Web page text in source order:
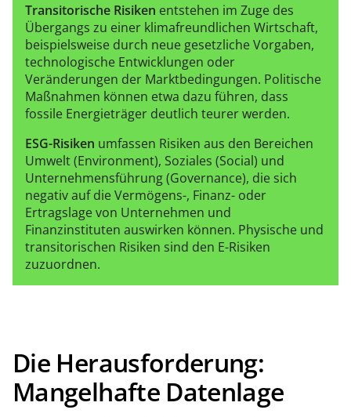
Transitorische Risiken entstehen im Zuge des
Übergangs zu einer klimafreundlichen Wirtschaft,
beispielsweise durch neue gesetzliche Vorgaben,
technologische Entwicklungen oder
Veränderungen der Marktbedingungen. Politische
Maßnahmen können etwa dazu führen, dass
fossile Energieträger deutlich teurer werden.
ESG-Risiken umfassen Risiken aus den Bereichen
Umwelt (Environment), Soziales (Social) und
Unternehmensführung (Governance), die sich
negativ auf die Vermögens-, Finanz- oder
Ertragslage von Unternehmen und
Finanzinstituten auswirken können. Physische und
transitorischen Risiken sind den E-Risiken
zuzuordnen.
Die Herausforderung:
Mangelhafte Datenlage